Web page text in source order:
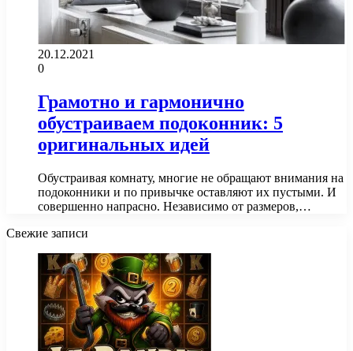
20.12.2021
0
Грамотно и гармонично
обустраиваем подоконник: 5
оригинальных идей
Обустраивая комнату, многие не обращают внимания на
подоконники и по привычке оставляют их пустыми. И
совершенно напрасно. Независимо от размеров,…
Свежие записи